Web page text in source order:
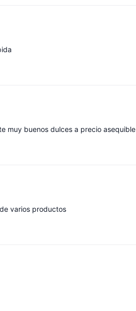
muy buenos dulces a precio asequible
varios productos